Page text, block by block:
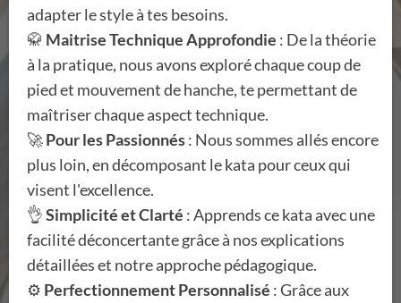
adapter le style à tes besoins.
🥋 Maitrise Technique Approfondie : De la théorie
à la pratique, nous avons exploré chaque coup de
pied et mouvement de hanche, te permettant de
maîtriser chaque aspect technique.
🚀Pour les Passionnés: Nous sommes allés encore
plus loin, en décomposant le kata pour ceux qui
visent l'excellence.
👌Simplicité et Clarté : Apprends ce kata avec une
facilité déconcertante grâce à nos explications
détaillées et notre approche pédagogique.
⚙️ Perfectionnement Personnalisé : Grâce aux